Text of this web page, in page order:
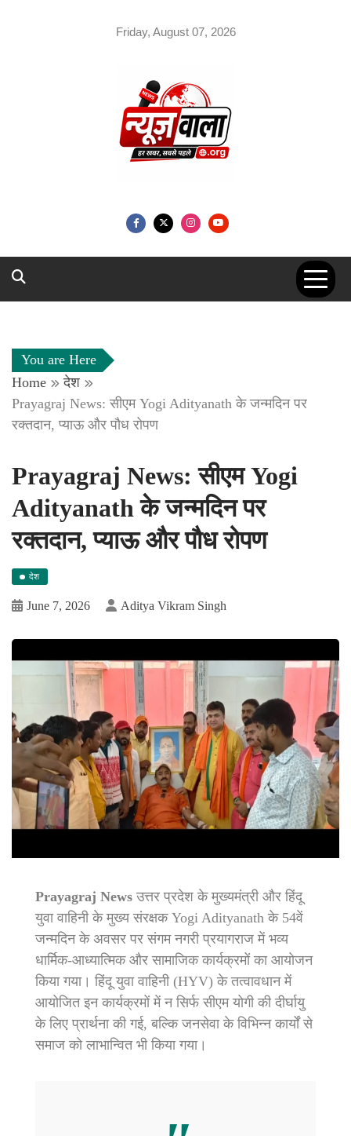
Friday, August 07, 2026
You are Here
Home
देश
Prayagraj News: सीएम Yogi Adityanath के जन्मदिन पर
रक्तदान, प्याऊ और पौध रोपण
Prayagraj News: सीएम Yogi
Adityanath के जन्मदिन पर
रक्तदान, प्याऊ और पौध रोपण
देश
June 7, 2026 Aditya Vikram Singh
Prayagraj News उत्तर प्रदेश के मुख्यमंत्री और हिंदू
युवा वाहिनी के मुख्य संरक्षक Yogi Adityanath के 54वें
जन्मदिन के अवसर पर संगम नगरी प्रयागराज में भव्य
धार्मिक-आध्यात्मिक और सामाजिक कार्यक्रमों का आयोजन
किया गया। हिंदू युवा वाहिनी (HYV) के तत्वावधान में
आयोजित इन कार्यक्रमों में न सिर्फ सीएम योगी की दीर्घायु
के लिए प्रार्थना की गई, बल्कि जनसेवा के विभिन्न कार्यों से
समाज को लाभान्वित भी किया गया।